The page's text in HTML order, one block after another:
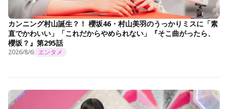
カンニング村山誕生？！ 櫻坂46・村山美羽のうっかりミスに「素
直でかわいい」「これだからやめられない」『そこ曲がったら、
櫻坂？』第295話
2026/8/6 エンタメ